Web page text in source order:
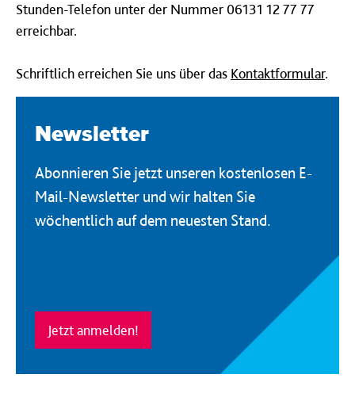
Stunden-Telefon unter der Nummer 06131 12 77 77
erreichbar.
Schriftlich erreichen Sie uns über das Kontaktformular.
Newsletter
Abonnieren Sie jetzt unseren kostenlosen E-
Mail-Newsletter und wir halten Sie
wöchentlich auf dem neuesten Stand.
Jetzt anmelden!